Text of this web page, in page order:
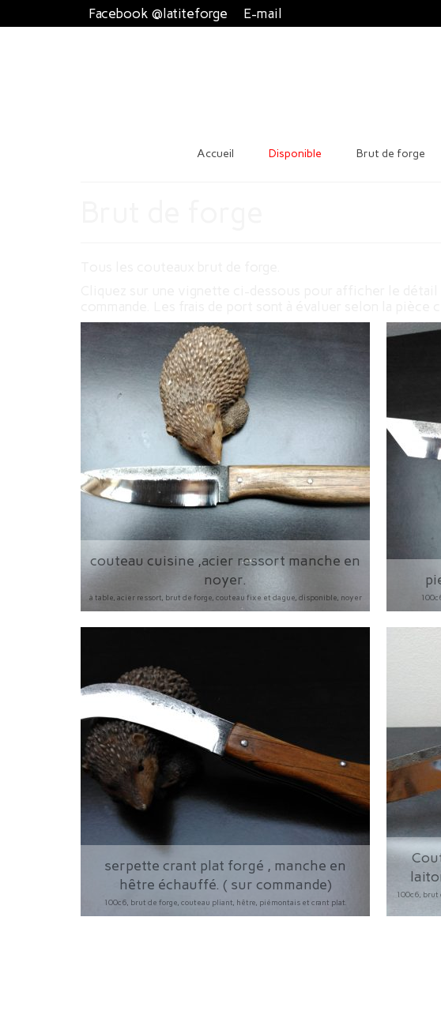
Facebook @latiteforge E-mail
Accueil Disponible Brut de forge
couteau cuisine ,acier ressort manche en
noyer.
à table, acier ressort, brut de forge, couteau fixe et dague, disponible, noyer
serpette crant plat forgé , manche en
hêtre échauffé. ( sur commande)
100c6, brut de forge, couteau pliant, hêtre, piémontais et crant plat.
100c6, brut